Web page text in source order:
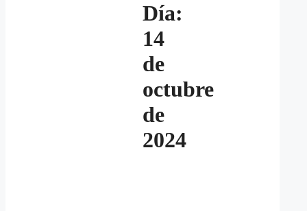
Día:
14
de
octubre
de
2024